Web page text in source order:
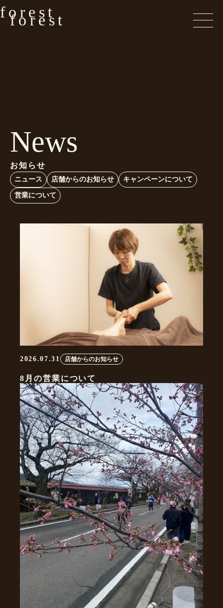
forest
forest
News
お知らせ
ニュース 店舗からのお知らせ キャンペーンについて
営業について
2026.07.31 店舗からのお知らせ
8月の営業について